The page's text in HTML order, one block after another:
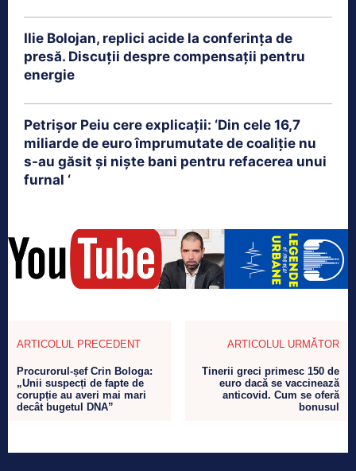
Ilie Bolojan, replici acide la conferința de
presă. Discuții despre compensații pentru
energie
Petrişor Peiu cere explicații: ‘Din cele 16,7
miliarde de euro împrumutate de coaliţie nu
s-au găsit şi nişte bani pentru refacerea unui
furnal ‘
ARTICOLUL PRECEDENT
Procurorul-șef Crin Bologa:
„Unii suspecți de fapte de
corupție au averi mai mari
decât bugetul DNA”
ARTICOLUL URMĂTOR
Tinerii greci primesc 150 de
euro dacă se vaccinează
anticovid. Cum se oferă
bonusul